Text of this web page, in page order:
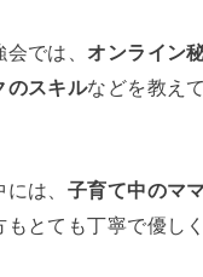
では、 オンライン
のスキルなどを教え
は、 子育て中のマ
もとても丁寧で優し